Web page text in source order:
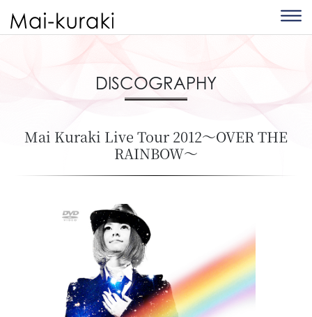
DISCOGRAPHY
Mai Kuraki Live Tour 2012～OVER THE
RAINBOW～